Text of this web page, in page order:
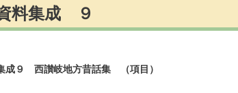
料集成 ９
成９　西讃岐地方昔話集　（項目）